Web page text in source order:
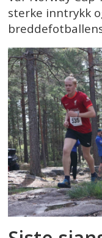
sterke inntrykk